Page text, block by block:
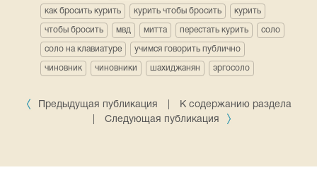
как бросить курить курить чтобы бросить курить
чтобы бросить мвд митта перестать курить соло
соло на клавиатуре учимся говорить публично
чиновник чиновники шахиджанян эргосоло
Предыдущая публикация
К содержанию раздела
Следующая публикация